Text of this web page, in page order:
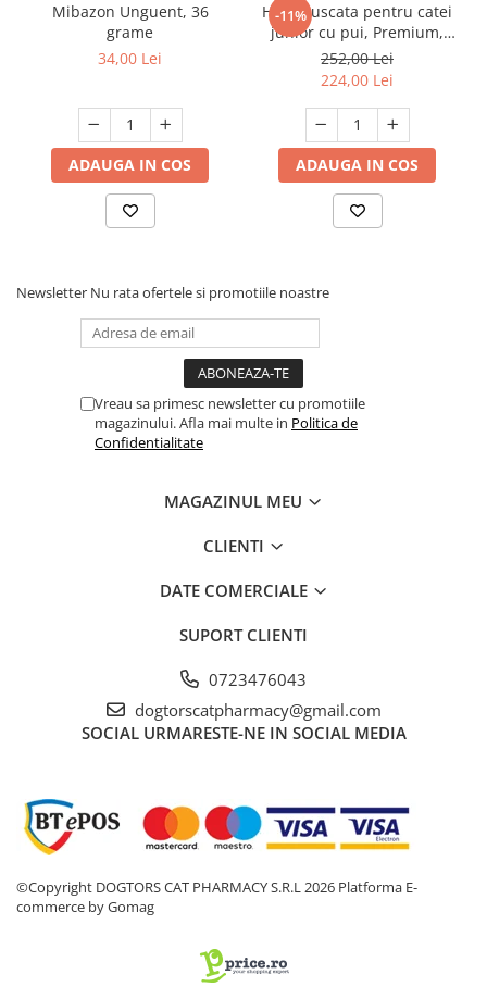
• Superaliment în compoziție.
• Conținut ridicat de proteine, sărac în grăsimi -
controlul greutății.
• Bonus în timpul antrenamentului sau stimularea
apetitului în timpul hrănirii zilnice.
• Pentru a susține metabolismul și activitatea
corectă a animalului de companie.
• Întărește sistemul imunitar, pentru o piele
sănătoasă și o blană lucioasă.
• Acizi grași polinesaturați Omega 3 și 6 - inimă
puternică și creier productiv.
Mibazon Unguent, 36
grame
34,00 Lei
ADAUGA IN COS
-11%
Hrana uscata pentru catei
junior cu pui, Premium,
Club 4 Paws, 14 kg
252,00 Lei
224,00 Lei
ADAUGA IN COS
Newsletter Nu rata ofertele si promotiile noastre
Vreau sa primesc newsletter cu promotiile
magazinului. Afla mai multe in Politica de
Confidentialitate
MAGAZINUL MEU
CLIENTI
DATE COMERCIALE
SUPORT CLIENTI
0723476043
dogtorscatpharmacy@gmail.com
SOCIAL URMARESTE-NE IN SOCIAL MEDIA
©Copyright DOGTORS CAT PHARMACY S.R.L 2026 Platforma E-
commerce by Gomag